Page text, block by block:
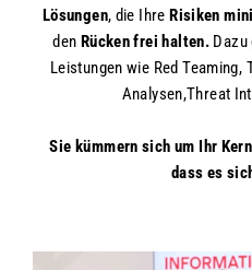
Lösungen, die IhreRisiken
den Rücken frei halten.
Leistungen wie Red
Analysen,Threat
Sie kümmern sich um Ihr
dass es